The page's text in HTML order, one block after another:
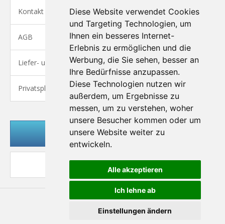
Diese Website verwendet Cookies
und Targeting Technologien, um
Ihnen ein besseres Internet-
Erlebnis zu ermöglichen und die
Werbung, die Sie sehen, besser an
Ihre Bedürfnisse anzupassen.
Diese Technologien nutzen wir
außerdem, um Ergebnisse zu
messen, um zu verstehen, woher
unsere Besucher kommen oder um
unsere Website weiter zu
entwickeln.
Alle akzeptieren
Ich lehne ab
Einstellungen ändern
Kontakt
AGB
Liefer- und Versandkosten
Privatsphäre und Datenschutz
Kundenlogin
Desktop Ansicht